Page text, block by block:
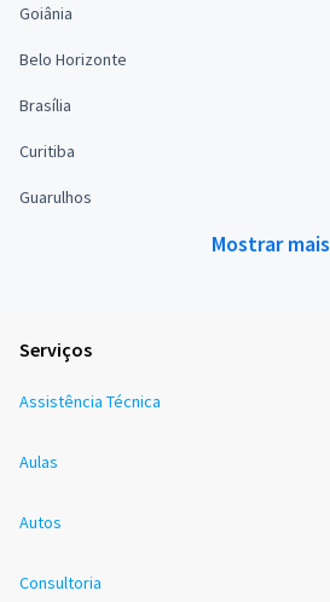
Goiânia
Belo Horizonte
Brasília
Curitiba
Guarulhos
Mostrar mais
Serviços
Assistência Técnica
Aulas
Autos
Consultoria